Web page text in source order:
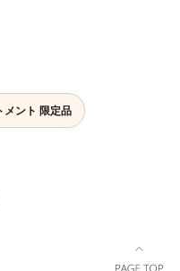
メント 限定品